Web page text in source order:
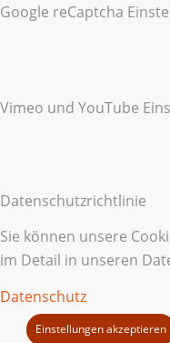
Google reCaptcha
Vimeo und YouTube
Datenschutzrichtlinie
Sie können unsere
im Detail in unseren
Datenschutz
Einstellungen akzeptieren